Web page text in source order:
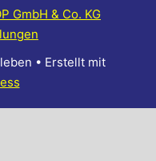
GmbH & Co. KG
• Erstellt mit